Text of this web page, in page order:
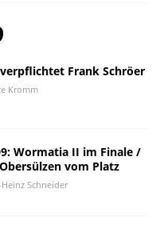
Frank Schröer
Kromm
Wormatia II im Finale /
vom Platz
Heinz Schneider